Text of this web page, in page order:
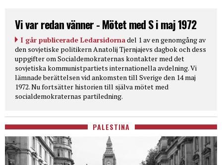
Vi var redan vänner - Mötet med S i maj 1972
I går publicerade Ledarsidornadel 1 av en genomgång av
den sovjetiske politikern Anatolij Tjernjajevs dagbok och dess
uppgifter om Socialdemokraternas kontakter med det
sovjetiska kommunistpartiets internationella avdelning. Vi
lämnade berättelsen vid ankomsten till Sverige den 14 maj
1972. Nu fortsätter historien till själva mötet med
socialdemokraternas partiledning.
PALESTINA